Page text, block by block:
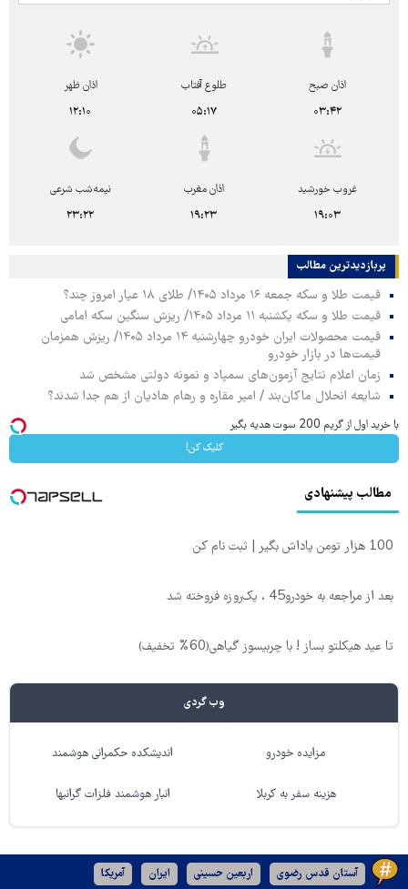
اذان صبح
۰۳:۴۲
طلوع آفتاب
۰۵:۱۷
اذان ظهر
۱۲:۱۰
غروب خورشید
۱۹:۰۳
اذان مغرب
۱۹:۲۳
نیمه‌شب شرعی
۲۳:۲۲
پربازدیدترین‌ مطالب
قیمت طلا و سکه جمعه ۱۶ مرداد ۱۴۰۵/ طلای ۱۸ عیار امروز چند؟
قیمت طلا و سکه یکشنبه ۱۱ مرداد ۱۴۰۵/ ریزش سنگین سکه امامی
قیمت محصولات ایران خودرو چهارشنبه ۱۴ مرداد ۱۴۰۵/ ریزش همزمان
قیمت‌ها در بازار خودرو
زمان اعلام نتایج آزمون‌های سمپاد و نمونه دولتی مشخص شد
شایعه انحلال ماکان‌بند / امیر مقاره و رهام هادیان از هم جدا شدند؟
با خرید اول از گریم 200 سوت هدیه بگیر
کلیک کن!
مطالب پیشنهادی
100 هزار تومن پاداش بگیر | ثبت نام کن
بعد از مراجعه به خودرو45 ، یک‌روزه فروخته شد
تا عید هیکلتو بساز ! با چربیسوز گیاهی(60% تخفیف)
وب گردی
مزایده خودرو اندیشکده حکمرانی هوشمند
هزینه سفر به کربلا انبار هوشمند فلزات گرانبها
آستان قدس رضوی اربعین حسینی ایران آمریکا